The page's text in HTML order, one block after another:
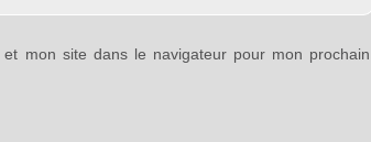
mon site dans le navigateur pour mon prochain